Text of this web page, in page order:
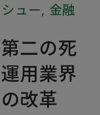
ュー, 金融
二の死
用業界
改革